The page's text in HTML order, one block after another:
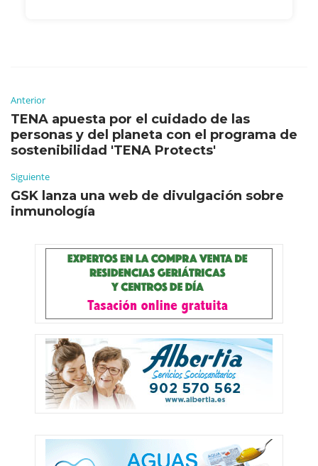
Anterior
TENA apuesta por el cuidado de las
personas y del planeta con el programa de
sostenibilidad 'TENA Protects'
Siguiente
GSK lanza una web de divulgación sobre
inmunología